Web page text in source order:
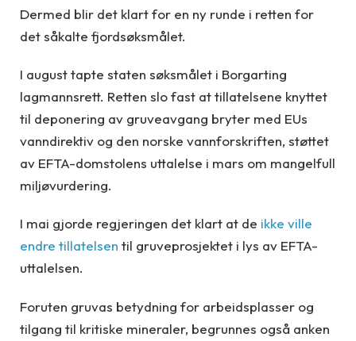
Dermed blir det klart for en ny runde i retten for
det såkalte fjordsøksmålet.
I august tapte staten søksmålet i Borgarting
lagmannsrett. Retten slo fast at tillatelsene knyttet
til deponering av gruveavgang bryter med EUs
vanndirektiv og den norske vannforskriften, støttet
av EFTA-domstolens uttalelse i mars om mangelfull
miljøvurdering.
I mai gjorde regjeringen det klart at de ikke ville
endre tillatelsen til gruveprosjektet i lys av EFTA-
uttalelsen.
Foruten gruvas betydning for arbeidsplasser og
tilgang til kritiske mineraler, begrunnes også anken